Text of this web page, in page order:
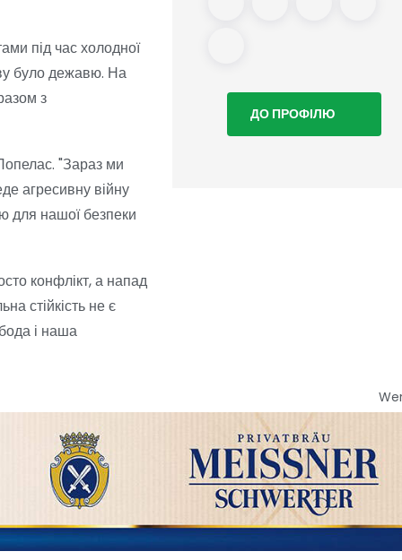
під час холодної
було дежавю. На
з
"Зараз ми
агресивну війну
для нашої безпеки
конфлікт, а напад
стійкість не є
і наша
ДО ПРОФІЛЮ